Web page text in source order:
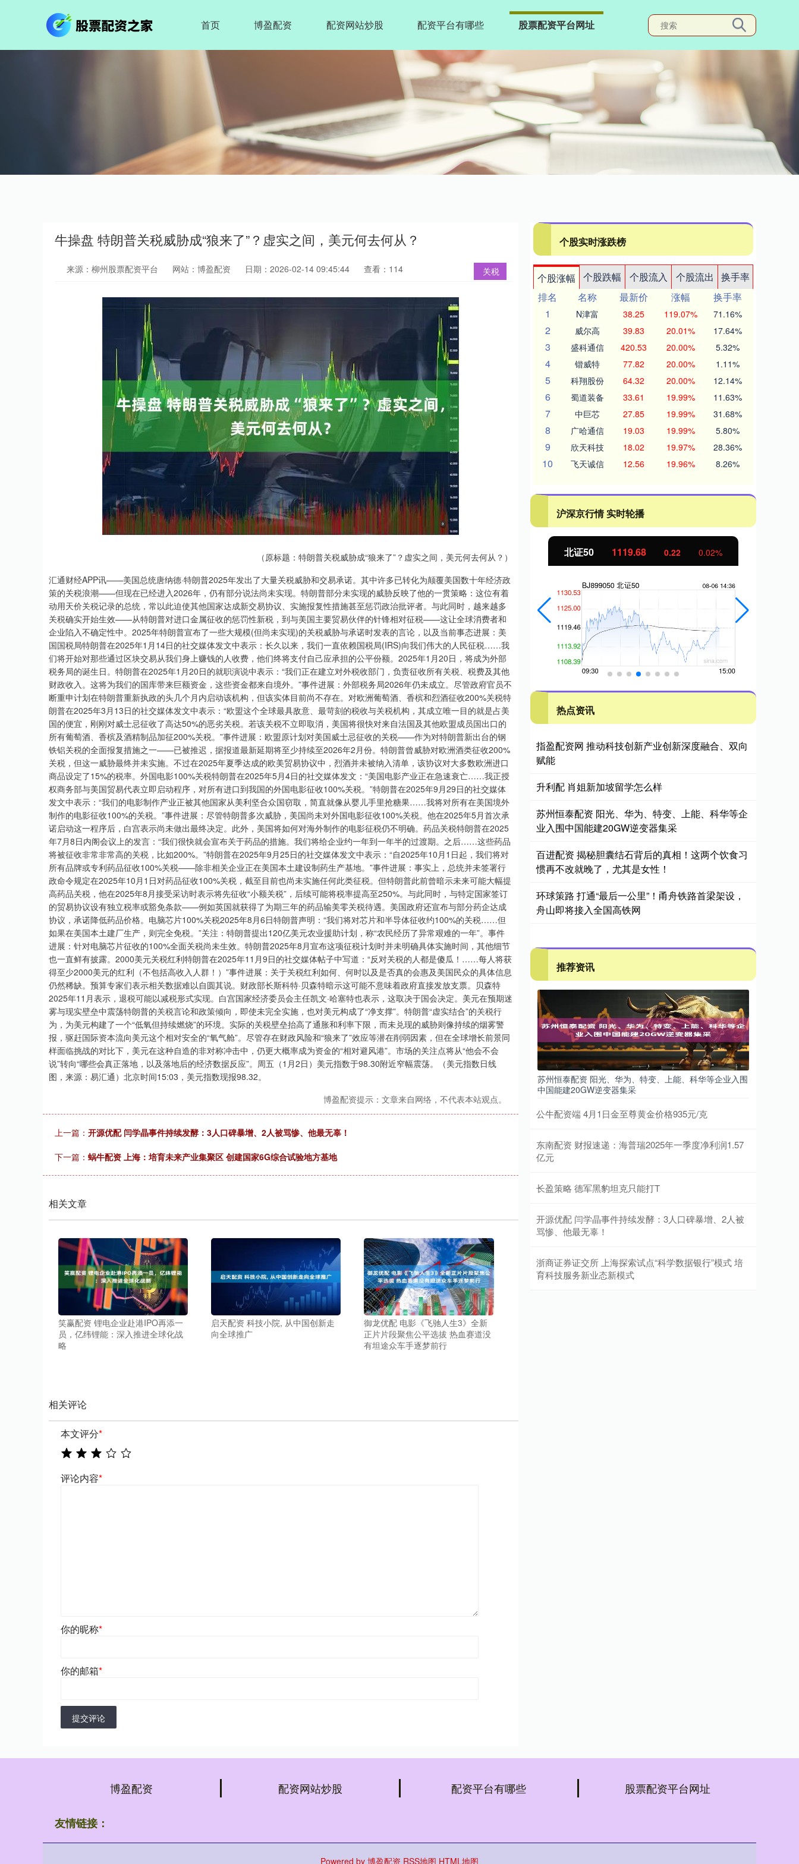
首页 博盈配资 配资网站炒股 配资平台有哪些 股票配资平台网址
牛操盘 特朗普关税威胁成“狼来了”？虚实之间，美元何去何从？
关税
来源：柳州股票配资平台 网站：博盈配资 日期：2026-02-14 09:45:44 查看：114
（原标题：特朗普关税威胁成“狼来了”？虚实之间，美元何去何从？）
汇通财经APP讯——美国总统唐纳德·特朗普2025年发出了大量关税威胁和交易承诺。其中许多已转化为颠覆美国数十年经济政
策的关税浪潮——但现在已经进入2026年，仍有部分说法尚未实现。特朗普部分未实现的威胁反映了他的一贯策略：这位有着
动用天价关税记录的总统，常以此迫使其他国家达成新交易协议、实施报复性措施甚至惩罚政治批评者。与此同时，越来越多
关税确实开始生效——从特朗普对进口金属征收的惩罚性新税，到与美国主要贸易伙伴的针锋相对征税——这让全球消费者和
企业陷入不确定性中。2025年特朗普宣布了一些大规模(但尚未实现)的关税威胁与承诺时发表的言论，以及当前事态进展：美
国国税局特朗普在2025年1月14日的社交媒体发文中表示：长久以来，我们一直依赖国税局(IRS)向我们伟大的人民征税……我
们将开始对那些通过区块交易从我们身上赚钱的人收费，他们终将支付自己应承担的公平份额。2025年1月20日，将成为外部
税务局的诞生日。特朗普在2025年1月20日的就职演说中表示：“我们正在建立对外税收部门，负责征收所有关税、税费及其他
财政收入。这将为我们的国库带来巨额资金，这些资金都来自境外。”事件进展：外部税务局2026年仍未成立。尽管政府官员不
断重申计划在特朗普重新执政的头几个月内启动该机构，但该实体目前尚不存在。对欧洲葡萄酒、香槟和烈酒征收200%关税特
朗普在2025年3月13日的社交媒体发文中表示：“欧盟这个全球最具敌意、最苛刻的税收与关税机构，其成立唯一目的就是占美
国的便宜，刚刚对威士忌征收了高达50%的恶劣关税。若该关税不立即取消，美国将很快对来自法国及其他欧盟成员国出口的
所有葡萄酒、香槟及酒精制品加征200%关税。”事件进展：欧盟原计划对美国威士忌征收的关税——作为对特朗普新出台的钢
铁铝关税的全面报复措施之一——已被推迟，据报道最新延期将至少持续至2026年2月份。特朗普曾威胁对欧洲酒类征收200%
关税，但这一威胁最终并未实施。不过在2025年夏季达成的欧美贸易协议中，烈酒并未被纳入清单，该协议对大多数欧洲进口
商品设定了15%的税率。外国电影100%关税特朗普在2025年5月4日的社交媒体发文：“美国电影产业正在急速衰亡……我正授
权商务部与美国贸易代表立即启动程序，对所有进口到我国的外国电影征收100%关税。”特朗普在2025年9月29日的社交媒体
发文中表示：“我们的电影制作产业正被其他国家从美利坚合众国窃取，简直就像从婴儿手里抢糖果……我将对所有在美国境外
制作的电影征收100%的关税。”事件进展：尽管特朗普多次威胁，美国尚未对外国电影征收100%关税。他在2025年5月首次承
诺启动这一程序后，白宫表示尚未做出最终决定。此外，美国将如何对海外制作的电影征税仍不明确。药品关税特朗普在2025
年7月8日内阁会议上的发言：“我们很快就会宣布关于药品的措施。我们将给企业约一年到一年半的过渡期。之后……这些药品
将被征收非常非常高的关税，比如200%。”特朗普在2025年9月25日的社交媒体发文中表示：“自2025年10月1日起，我们将对
所有品牌或专利药品征收100%关税——除非相关企业正在美国本土建设制药生产基地。”事件进展：事实上，总统并未签署行
政命令规定在2025年10月1日对药品征收100%关税，截至目前也尚未实施任何此类征税。但特朗普此前曾暗示未来可能大幅提
高药品关税，他在2025年8月接受采访时表示将先征收“小额关税”，后续可能将税率提高至250%。与此同时，与特定国家签订
的贸易协议设有独立税率或豁免条款——例如英国就获得了为期三年的药品输美零关税待遇。美国政府还宣布与部分药企达成
协议，承诺降低药品价格。电脑芯片100%关税2025年8月6日特朗普声明：“我们将对芯片和半导体征收约100%的关税……但
如果在美国本土建厂生产，则完全免税。”关注：特朗普提出120亿美元农业援助计划，称“农民经历了异常艰难的一年”。事件
进展：针对电脑芯片征收的100%全面关税尚未生效。特朗普2025年8月宣布这项征税计划时并未明确具体实施时间，其他细节
也一直鲜有披露。2000美元关税红利特朗普在2025年11月9日的社交媒体帖子中写道：“反对关税的人都是傻瓜！……每人将获
得至少2000美元的红利（不包括高收入人群！）”事件进展：关于关税红利如何、何时以及是否真的会惠及美国民众的具体信息
仍然稀缺。预算专家们表示相关数据难以自圆其说。财政部长斯科特·贝森特暗示这可能不意味着政府直接发放支票。贝森特
2025年11月表示，退税可能以减税形式实现。白宫国家经济委员会主任凯文·哈塞特也表示，这取决于国会决定。美元在预期迷
雾与现实壁垒中震荡特朗普的关税言论和政策倾向，即使未完全实施，也对美元构成了“净支撑”。特朗普“虚实结合”的关税行
为，为美元构建了一个“低氧但持续燃烧”的环境。实际的关税壁垒抬高了通胀和利率下限，而未兑现的威胁则像持续的烟雾警
报，驱赶国际资本流向美元这个相对安全的“氧气舱”。尽管存在财政风险和“狼来了”效应等潜在削弱因素，但在全球增长前景同
样面临挑战的对比下，美元在这种自造的非对称冲击中，仍更大概率成为资金的“相对避风港”。市场的关注点将从“他会不会
说”转向“哪些会真正落地，以及落地后的经济数据反应”。周五（1月2日）美元指数于98.30附近窄幅震荡。（美元指数日线
图，来源：易汇通）北京时间15:03，美元指数现报98.32。
博盈配资提示：文章来自网络，不代表本站观点。
上一篇： 开源优配 闫学晶事件持续发酵：3人口碑暴增、2人被骂惨、他最无辜！
下一篇： 蜗牛配资 上海：培育未来产业集聚区 创建国家6G综合试验地方基地
相关文章
笑赢配资 锂电企业赴港IPO再添一
员，亿纬锂能：深入推进全球化战
略
启天配资 科技小院, 从中国创新走
向全球推广
御龙优配 电影《飞驰人生3》全新
正片片段聚焦公平选拔 热血赛道没
有坦途众车手逐梦前行
相关评论
本文评分*
评论内容*
你的昵称*
你的邮箱*
提交评论
个股实时涨跌榜
个股涨幅 个股跌幅 个股流入 个股流出
换手率
排名
名称 最新价 涨幅
换手率
1
N津富 38.25 119.07% 71.16%
2 威尔高 39.83 20.01% 17.64%
3 盛科通信 420.53 20.00% 5.32%
4 锴威特 77.82 20.00% 1.11%
5 科翔股份 64.32 20.00% 12.14%
6 蜀道装备 33.61 19.99% 11.63%
7 中巨芯 27.85 19.99% 31.68%
8 广哈通信 19.03 19.99% 5.80%
9 欣天科技 18.02 19.97% 28.36%
10 飞天诚信 12.56 19.96% 8.26%
沪深京行情 实时轮播
-0.28% 沪深300 4651.68 -6.48 -0.14% 北证50 1119.63 0.17 0.01%
热点资讯
指盈配资网 推动科技创新产业创新深度融合、双向
赋能
升利配 肖姐新加坡留学怎么样
苏州恒泰配资 阳光、华为、特变、上能、科华等企
业入围中国能建20GW逆变器集采
百进配资 揭秘胆囊结石背后的真相！这两个饮食习
惯再不改就晚了，尤其是女性！
环球策路 打通“最后一公里”！甬舟铁路首梁架设，
舟山即将接入全国高铁网
推荐资讯
苏州恒泰配资 阳光、华为、特变、上能、科华等企业入围
中国能建20GW逆变器集采
公牛配资端 4月1日金至尊黄金价格935元/克
东南配资 财报速递：海普瑞2025年一季度净利润1.57
亿元
长盈策略 德军黑豹坦克只能打T
开源优配 闫学晶事件持续发酵：3人口碑暴增、2人被
骂惨、他最无辜！
浙商证券证交所 上海探索试点“科学数据银行”模式 培
育科技服务新业态新模式
博盈配资 配资网站炒股 配资平台有哪些 股票配资平台网址
友情链接：
Powered by 博盈配资 RSS地图 HTML地图